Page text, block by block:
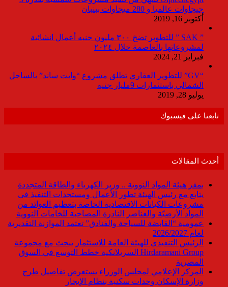
جيجاوات عالميا و 280 ميجاوات ببنبان
أكتوبر 16, 2019
” SAK ” للتطوير تضخ ٣٠٠ مليون جنيه أعمال انشائية
لمشروعاتها بالعاصمة خلال ٢٠٢٤
فبراير 21, 2024
“GV” للتطوير العقاري تطلق مشروع “وايت ساند” بالساحل
الشمالي باستثمارات 9مليار جنيه
يوليو 28, 2019
تابعنا على فيسبوك
أحدث المقالات
بمقر هيئة المواد النووية .. وزير الكهرباء والطاقة المتجددة
يتابع مع رئيس الهيئة تطور الأعمال ومستجدات التنفيذ فى
مشروعات الكيانات الاقتصادية الخاصة بتعظيم العوائد من
المواد الأرضيّة والعناصر النادرة المصاحبة للخامات النووية
عمومية “القابضة للسياحة والفنادق” تعتمد الموازنة التقديرية
لعام 2026/2027
الرئيس التنفيذي للهيئة العامة للاستثمار يبحث مع مجموعة
Hirdaramani Group السريلانكية خطط التوسع في السوق
المصرية
المركز الإعلامي لمجلس الوزراء يستعرض تفاصيل طرح
وزارة الإسكان وحدات سكنية بنظام الإيجار